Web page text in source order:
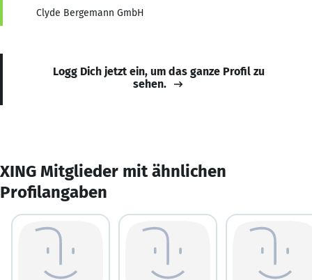
Clyde Bergemann GmbH
Logg Dich jetzt ein, um das ganze Profil zu
sehen.
XING Mitglieder mit ähnlichen
Profilangaben